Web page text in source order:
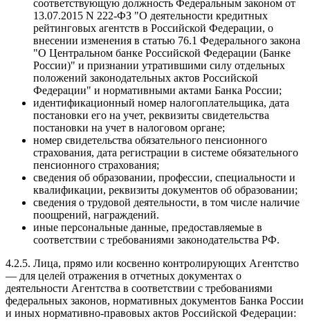
соответствующую должность Федеральным законом от
13.07.2015 N 222-ФЗ "О деятельности кредитных
рейтинговых агентств в Российской Федерации, о
внесении изменения в статью 76.1 Федерального закона
"О Центральном банке Российской Федерации (Банке
России)" и признании утратившими силу отдельных
положений законодательных актов Российской
Федерации" и нормативными актами Банка России;
идентификационный номер налогоплательщика, дата
постановки его на учет, реквизиты свидетельства
постановки на учет в налоговом органе;
номер свидетельства обязательного пенсионного
страхования, дата регистрации в системе обязательного
пенсионного страхования;
сведения об образовании, профессии, специальности и
квалификации, реквизиты документов об образовании;
сведения о трудовой деятельности, в том числе наличие
поощрений, награждений.
иные персональные данные, предоставляемые в
соответствии с требованиями законодательства РФ.
4.2.5. Лица, прямо или косвенно контролирующих Агентство
— для целей отражения в отчетных документах о
деятельности Агентства в соответствии с требованиями
федеральных законов, нормативных документов Банка России
и иных нормативно-правовых актов Российской Федерации: